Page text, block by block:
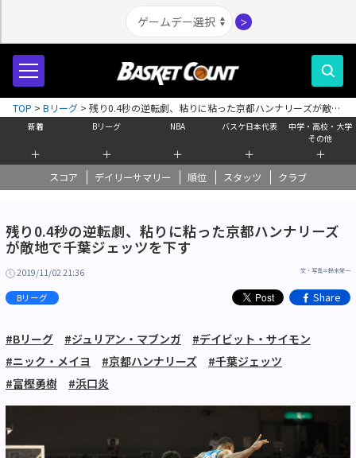
＞
新着
＋
Bリーグ
＋
NBA
＋
バスケ日本代表
＋
中学・高校・大学
その他
＋
スコア デイリーサマリー 順位 スタッツ クラブ
TOP > Bリーグ > 残り0.4秒の逆転劇、粘りに粘った京都ハンナリーズが敵地
で千葉ジェッツを下す
残り0.4秒の逆転劇、粘りに粘った京都ハンナリーズ
が敵地で千葉ジェッツを下す
2019/11/02 21:36 文・写真＝鈴木栄一
Bリーグ Share
#Bリーグ #ジュリアン・マブンガ
#デイビット・サイモン
#ニック・メイヨ
#京都ハンナリーズ
#千葉ジェッツ
#富樫勇樹
#浜口炎